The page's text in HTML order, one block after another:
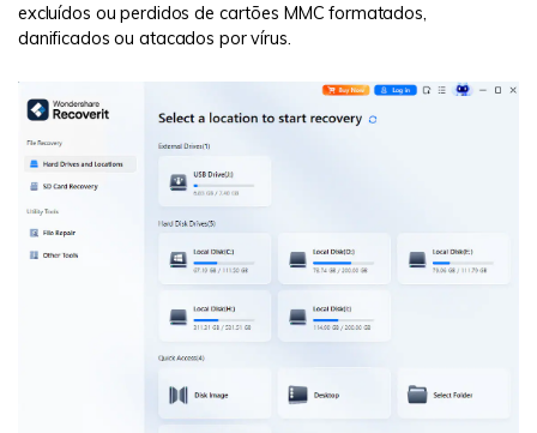
excluídos ou perdidos de cartões MMC formatados,
danificados ou atacados por vírus.